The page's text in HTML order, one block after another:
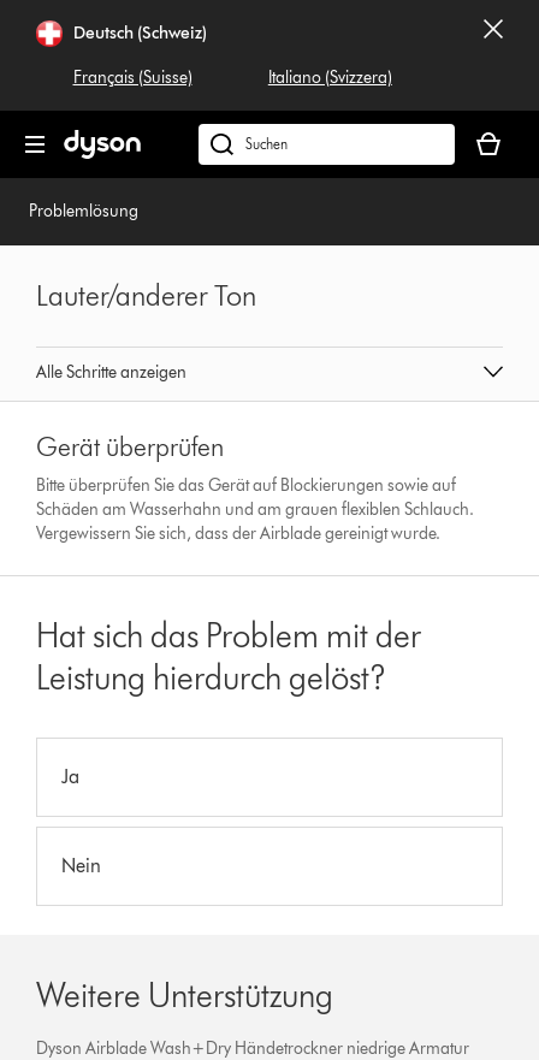
überspringenDeutsch (Schweiz)
Français (Suisse) Italiano (Svizzera)
Dyson.ch
durchsuchen
ist
Problemlösung
Alle Schritte anzeigen
Lauter/anderer Ton
Gerät überprüfen
Bitte überprüfen Sie das Gerät auf Blockierungen sowie auf
Schäden am Wasserhahn und am grauen flexiblen Schlauch.
Vergewissern Sie sich, dass der Airblade gereinigt wurde.
Hat sich das Problem mit der
Leistung hierdurch gelöst?
Ja
Nein
Weitere Unterstützung
Dyson Airblade Wash+Dry Händetrockner niedrige Armatur